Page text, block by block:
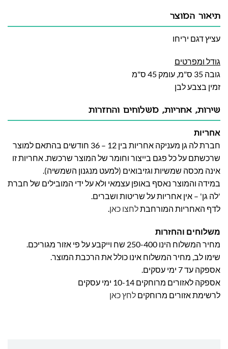
תיאור המוצר
עציץ דגם יריחו
גודל ומפרטים
גובה 35 ס"מ, עומק 45 ס"מ
זמין בצבע לבן
שירות, אחריות, משלוחים והחזרות
אחריות
חברת לה גן מעניקה אחריות בין 12 – 36 חודשים בהתאם למוצר
שרכשתם על כל פגם בייצור וחומר של המוצר שרכשת. אחריות זו
אינה מכסה שמשיות וגזיבואים (למעט מנגנון השמשיה).
במידה והמוצר נאסף באופן עצמאי ולא על ידי המובילים של חברת
'לה גן' – אין אחריות על שריטות ושברים.
לדף האחריות המורחבתלחצו כאן.
משלוחים והחזרות
מחיר המשלוח הינו 250-400 שח וייקבע על פי אזור מגוריכם.
שימו לב, מחיר המשלוח אינו כולל את הרכבת המוצר.
אספקה עד 7 ימי עסקים.
אספקה לאזורים מרוחקים 10-14 ימי עסקים
לרשימת אזורים מרוחקים לחץ כאן